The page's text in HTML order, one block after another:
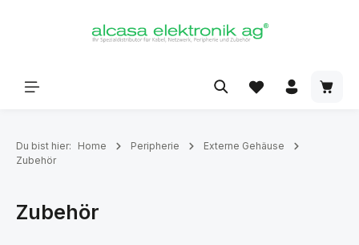
Du bist hier: Home Peripherie
Externe Gehäuse
Zubehör
Zubehör